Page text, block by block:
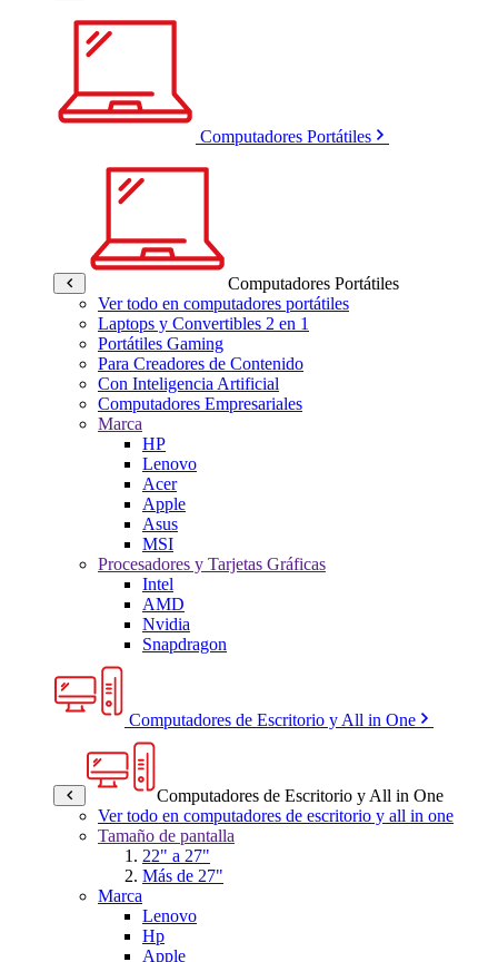
Computadores Portátiles
Computadores Portátiles
Ver todo en computadores portátiles
Laptops y Convertibles 2 en 1
Portátiles Gaming
Para Creadores de Contenido
Con Inteligencia Artificial
Computadores Empresariales
Marca
HP
Lenovo
Acer
Apple
Asus
MSI
Procesadores y Tarjetas Gráficas
Intel
AMD
Nvidia
Snapdragon
Computadores de Escritorio y All in One
Computadores de Escritorio y All in One
Ver todo en computadores de escritorio y all in one
Tamaño de pantalla
22" a 27"
Más de 27"
Marca
Lenovo
Hp
Apple